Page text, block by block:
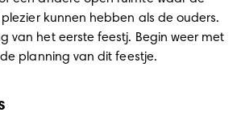
kunnen hebben als de ouders.
van het eerste feestj. Begin weer met
planning van dit feestje.